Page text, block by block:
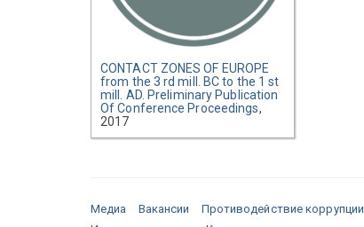
CONTACT ZONES OF EUROPE
from the 3 rd mill. BC to the 1 st
mill. AD. Preliminary Publication
Of Conference Proceedings,
2017
Медиа Вакансии
Противодействие коррупции